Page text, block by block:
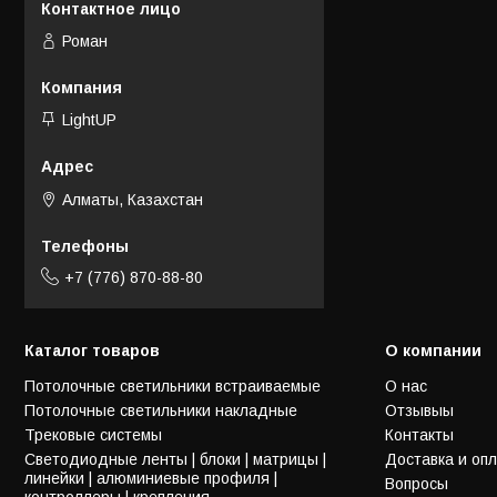
Роман
LightUP
Алматы, Казахстан
+7 (776) 870-88-80
Каталог товаров
Потолочные светильники встраиваемые
Потолочные светильники накладные
Трековые системы
Светодиодные ленты | блоки | матрицы |
линейки | алюминиевые профиля |
О компании
О нас
Отзывыы
Контакты
Доставка и
Вопросы